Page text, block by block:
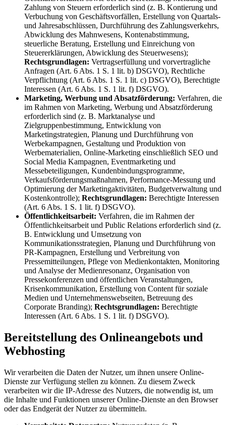
Zahlung von Steuern erforderlich sind (z. B. Kontierung und
Verbuchung von Geschäftsvorfällen, Erstellung von Quartals-
und Jahresabschlüssen, Durchführung des Zahlungsverkehrs,
Abwicklung des Mahnwesens, Kontenabstimmung,
steuerliche Beratung, Erstellung und Einreichung von
Steuererklärungen, Abwicklung des Steuerwesens);
Rechtsgrundlagen: Vertragserfüllung und vorvertragliche
Anfragen (Art. 6 Abs. 1 S. 1 lit. b) DSGVO), Rechtliche
Verpflichtung (Art. 6 Abs. 1 S. 1 lit. c) DSGVO), Berechtigte
Interessen (Art. 6 Abs. 1 S. 1 lit. f) DSGVO).
Marketing, Werbung und Absatzförderung: Verfahren, die
im Rahmen von Marketing, Werbung und Absatzförderung
erforderlich sind (z. B. Marktanalyse und
Zielgruppenbestimmung, Entwicklung von
Marketingstrategien, Planung und Durchführung von
Werbekampagnen, Gestaltung und Produktion von
Werbematerialien, Online-Marketing einschließlich SEO und
Social Media Kampagnen, Eventmarketing und
Messebeteiligungen, Kundenbindungsprogramme,
Verkaufsförderungsmaßnahmen, Performance-Messung und
Optimierung der Marketingaktivitäten, Budgetverwaltung und
Kostenkontrolle); Rechtsgrundlagen: Berechtigte Interessen
(Art. 6 Abs. 1 S. 1 lit. f) DSGVO).
Öffentlichkeitsarbeit: Verfahren, die im Rahmen der
Öffentlichkeitsarbeit und Public Relations erforderlich sind (z.
B. Entwicklung und Umsetzung von
Kommunikationsstrategien, Planung und Durchführung von
PR-Kampagnen, Erstellung und Verbreitung von
Pressemitteilungen, Pflege von Medienkontakten, Monitoring
und Analyse der Medienresonanz, Organisation von
Pressekonferenzen und öffentlichen Veranstaltungen,
Krisenkommunikation, Erstellung von Content für soziale
Medien und Unternehmenswebseiten, Betreuung des
Corporate Branding); Rechtsgrundlagen: Berechtigte
Interessen (Art. 6 Abs. 1 S. 1 lit. f) DSGVO).
Bereitstellung des Onlineangebots und
Webhosting
Wir verarbeiten die Daten der Nutzer, um ihnen unsere Online-
Dienste zur Verfügung stellen zu können. Zu diesem Zweck
verarbeiten wir die IP-Adresse des Nutzers, die notwendig ist, um
die Inhalte und Funktionen unserer Online-Dienste an den Browser
oder das Endgerät der Nutzer zu übermitteln.